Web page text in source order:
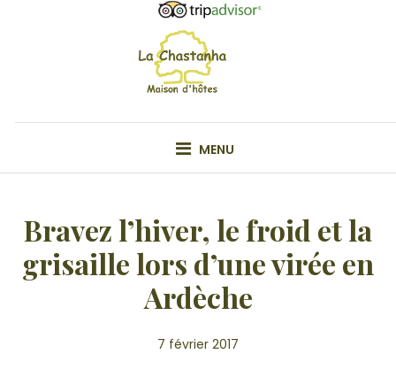
MENU
Bravez l’hiver, le froid et la
grisaille lors d’une virée en
Ardèche
7 février 2017